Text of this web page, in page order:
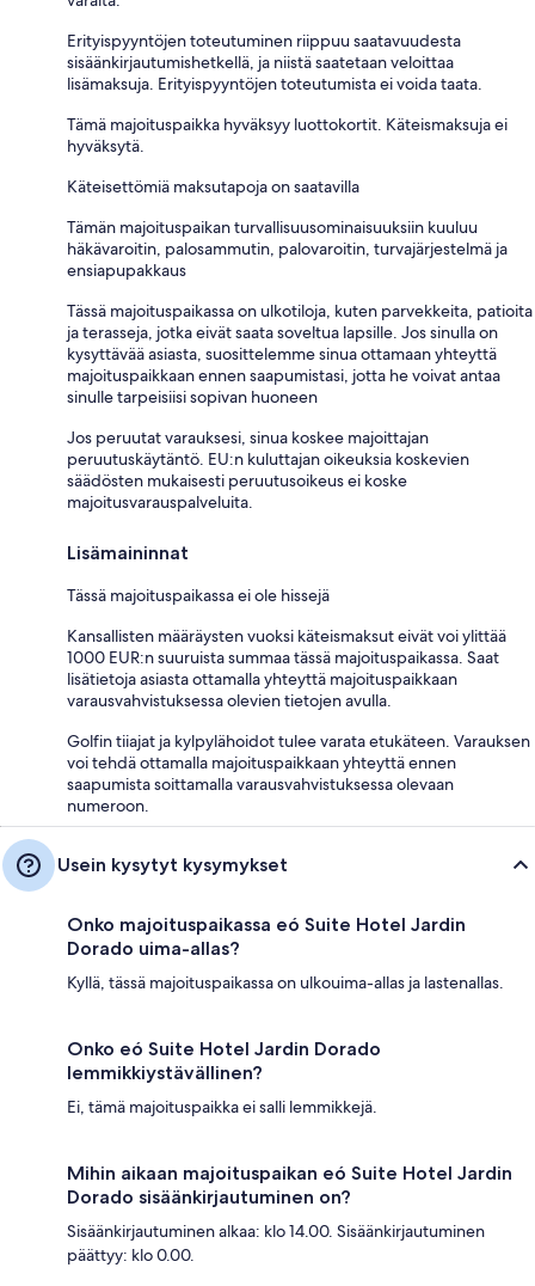
Erityispyyntöjen toteutuminen riippuu saatavuudesta
sisäänkirjautumishetkellä, ja niistä saatetaan veloittaa
lisämaksuja. Erityispyyntöjen toteutumista ei voida taata.
Tämä majoituspaikka hyväksyy luottokortit. Käteismaksuja ei
hyväksytä.
Käteisettömiä maksutapoja on saatavilla
Tämän majoituspaikan turvallisuusominaisuuksiin kuuluu
häkävaroitin, palosammutin, palovaroitin, turvajärjestelmä ja
ensiapupakkaus
Tässä majoituspaikassa on ulkotiloja, kuten parvekkeita, patioita
ja terasseja, jotka eivät saata soveltua lapsille. Jos sinulla on
kysyttävää asiasta, suosittelemme sinua ottamaan yhteyttä
majoituspaikkaan ennen saapumistasi, jotta he voivat antaa
sinulle tarpeisiisi sopivan huoneen
Jos peruutat varauksesi, sinua koskee majoittajan
peruutuskäytäntö. EU:n kuluttajan oikeuksia koskevien
säädösten mukaisesti peruutusoikeus ei koske
majoitusvarauspalveluita.
Lisämaininnat
Tässä majoituspaikassa ei ole hissejä
Kansallisten määräysten vuoksi käteismaksut eivät voi ylittää
1000 EUR:n suuruista summaa tässä majoituspaikassa. Saat
lisätietoja asiasta ottamalla yhteyttä majoituspaikkaan
varausvahvistuksessa olevien tietojen avulla.
Golfin tiiajat ja kylpylähoidot tulee varata etukäteen. Varauksen
voi tehdä ottamalla majoituspaikkaan yhteyttä ennen
saapumista soittamalla varausvahvistuksessa olevaan
numeroon.
Usein kysytyt kysymykset
Onko majoituspaikassa eó Suite Hotel Jardin
Dorado uima-allas?
Kyllä, tässä majoituspaikassa on ulkouima-allas ja lastenallas.
Onko eó Suite Hotel Jardin Dorado
lemmikkiystävällinen?
Ei, tämä majoituspaikka ei salli lemmikkejä.
Mihin aikaan majoituspaikan eó Suite Hotel Jardin
Dorado sisäänkirjautuminen on?
Sisäänkirjautuminen alkaa: klo 14.00. Sisäänkirjautuminen
päättyy: klo 0.00.